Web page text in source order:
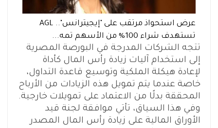
عرض استحواذ مرتقب على "إيجيترانس".. AGL
تستهدف شراء 100% من الأسهم تمه...
تتجه الشركات المدرجة في البورصة المصرية
إلى استخدام آليات زيادة رأس المال كأداة
لإعادة هيكلة الملكية وتوسيع قاعدة التداول،
خاصة عندما يتم تمويل هذه الزيادات من الأرباح
المحققة بدلًا من الاعتماد على تمويلات خارجية.
وفي هذا السياق، تأتي موافقة لجنة قيد
الأوراق المالية على زيادة رأس المال المصدر